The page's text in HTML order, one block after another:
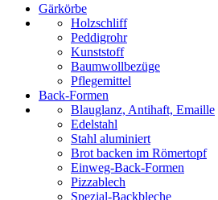
Gärkörbe
Holzschliff
Peddigrohr
Kunststoff
Baumwollbezüge
Pflegemittel
Back-Formen
Blauglanz, Antihaft, Emaille
Edelstahl
Stahl aluminiert
Brot backen im Römertopf
Einweg-Back-Formen
Pizzablech
Spezial-Backbleche